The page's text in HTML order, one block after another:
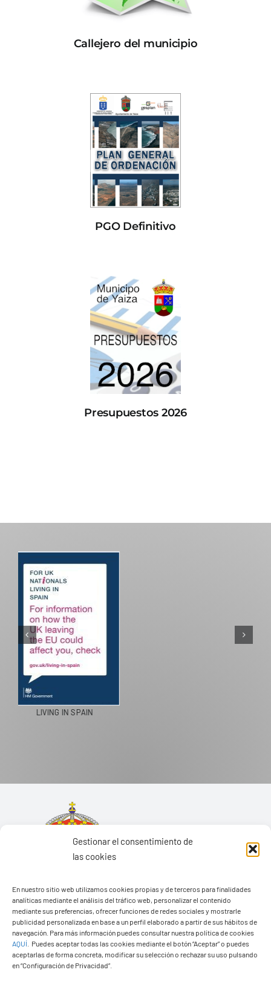
Gestionar el consentimiento de
las cookies
En nuestro sitio web utilizamos cookies propias y de terceros para finalidades
analíticas mediante el análisis del tráfico web, personalizar el contenido
mediante sus preferencias, ofrecer funciones de redes sociales y mostrarle
publicidad personalizada en base a un perfil elaborado a partir de sus hábitos de
navegación. Para más información puedes consultar nuestra política de cookies
AQUÍ
Puedes aceptar todas las cookies mediante el botón “Aceptar” o puedes
aceptarlas de forma concreta, modificar su selección o rechazar su uso pulsando
en “Configuración de Privacidad”.
Callejero del municipio
PGO Definitivo
Presupuestos 2026
PASEOS EN CAMELLO
Ayuntamiento de Yaiza